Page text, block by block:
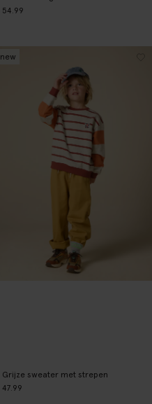
54.99
Grijze sweater met strepen
47.99
new